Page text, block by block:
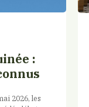
:
2026, les